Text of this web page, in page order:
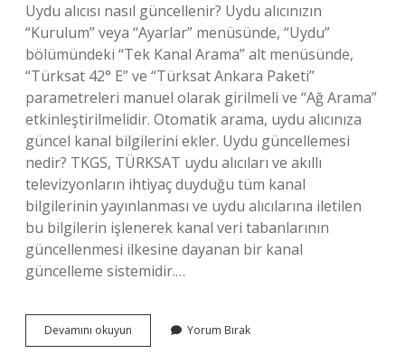
Uydu alıcısı nasıl güncellenir? Uydu alıcınızın
“Kurulum” veya “Ayarlar” menüsünde, “Uydu”
bölümündeki “Tek Kanal Arama” alt menüsünde,
“Türksat 42° E” ve “Türksat Ankara Paketi”
parametreleri manuel olarak girilmeli ve “Ağ Arama”
etkinleştirilmelidir. Otomatik arama, uydu alıcınıza
güncel kanal bilgilerini ekler. Uydu güncellemesi
nedir? TKGS, TÜRKSAT uydu alıcıları ve akıllı
televizyonların ihtiyaç duyduğu tüm kanal
bilgilerinin yayınlanması ve uydu alıcılarına iletilen
bu bilgilerin işlenerek kanal veri tabanlarının
güncellenmesi ilkesine dayanan bir kanal
güncelleme sistemidir.…
Devamını okuyun
Ota
Yorum Bırak